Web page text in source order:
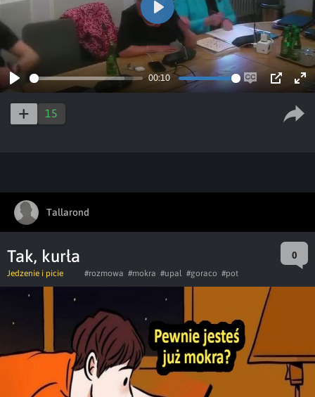
Play
00:10
EnablePIP
Play
15
Tallarond
Tak, kurła 0
Jedzenie i picie #rozmowa #mokra #upal #goraco #pot